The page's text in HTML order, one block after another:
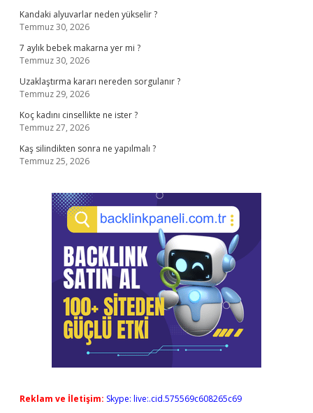
Kandaki alyuvarlar neden yükselir ?
Temmuz 30, 2026
7 aylık bebek makarna yer mi ?
Temmuz 30, 2026
Uzaklaştırma kararı nereden sorgulanır ?
Temmuz 29, 2026
Koç kadını cinsellikte ne ister ?
Temmuz 27, 2026
Kaş silindikten sonra ne yapılmalı ?
Temmuz 25, 2026
Reklam ve İletişim: Skype: live:.cid.575569c608265c69